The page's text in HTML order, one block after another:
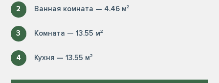
2 Ванная комната — 4.46 м²
3 Комната — 13.55 м²
4 Кухня — 13.55 м²